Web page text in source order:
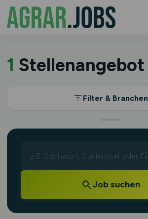
1 Stellenangebot
Filter & Branchen
Job suchen